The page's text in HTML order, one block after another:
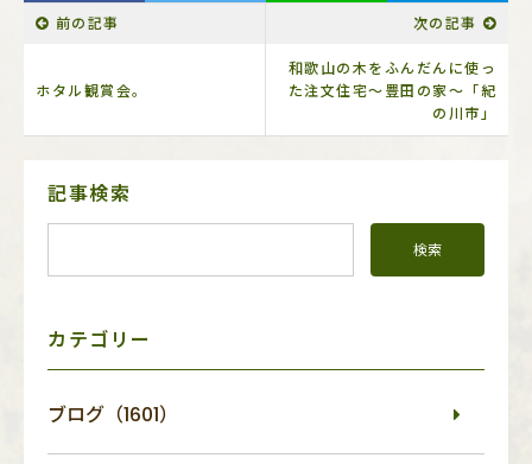
前の記事
ホタル観賞会。
次の記事
和歌山の木をふんだんに使っ
た注文住宅～豊田の家～「紀
の川市」
サ
ニ
記事検索
カテゴリー
ブログ（1601）